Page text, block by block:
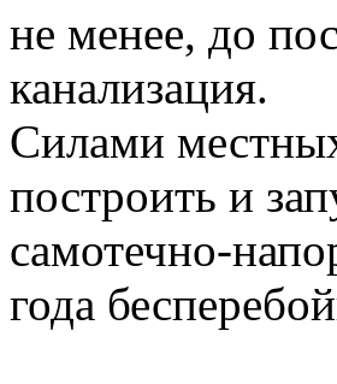
не менее, до
канализация.
Силами
построить и
самотечно-
года